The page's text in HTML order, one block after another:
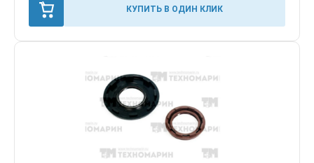
КУПИТЬ В ОДИН КЛИК